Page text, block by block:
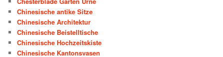
Chinesische antike Sitze
Chinesische Architektur
Chinesische Beistelltische
Chinesische Hochzeitskiste
Chinesische Kantonsvasen